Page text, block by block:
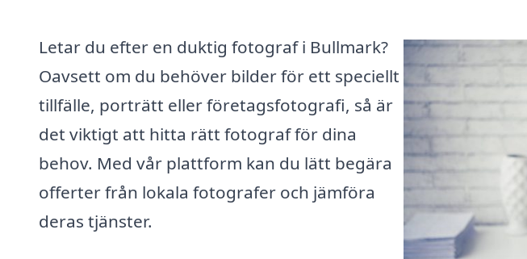
Letar du efter en duktig fotograf i Bullmark?
Oavsett om du behöver bilder för ett speciellt
tillfälle, porträtt eller företagsfotografi, så är
det viktigt att hitta rätt fotograf för dina
behov. Med vår plattform kan du lätt begära
offerter från lokala fotografer och jämföra
deras tjänster.